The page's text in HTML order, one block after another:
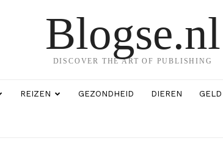
Blogse.nl
DISCOVER THE ART OF PUBLISHING
REIZEN GEZONDHEID DIEREN GELD